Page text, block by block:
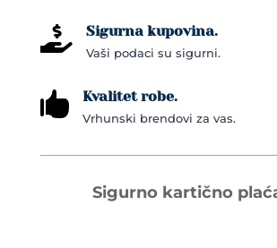
 Sigurna kupovina.
Vaši podaci su sigurni.
 Kvalitet robe.
Vrhunski brendovi za vas.
Sigurno kartično